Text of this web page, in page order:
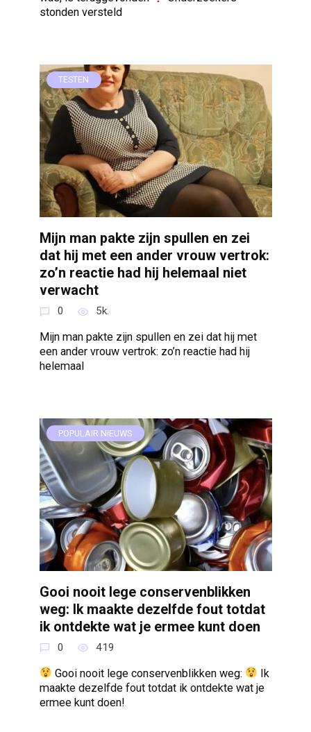
stonden versteld
TESTEN
Mijn man pakte zijn spullen en zei
dat hij met een ander vrouw vertrok:
zo’n reactie had hij helemaal niet
verwacht
0 5k.
Mijn man pakte zijn spullen en zei dat hij met
een ander vrouw vertrok: zo’n reactie had hij
helemaal
POPULAIR NIEUWS
Gooi nooit lege conservenblikken
weg: Ik maakte dezelfde fout totdat
ik ontdekte wat je ermee kunt doen
0 419
Gooi nooit lege conservenblikken weg:
Ik
maakte dezelfde fout totdat ik ontdekte wat je
ermee kunt doen!